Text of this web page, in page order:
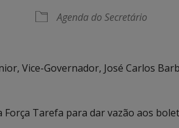
Agenda do Secretário
Vice-Governador, José Carlos
Tarefa para dar vazão aos